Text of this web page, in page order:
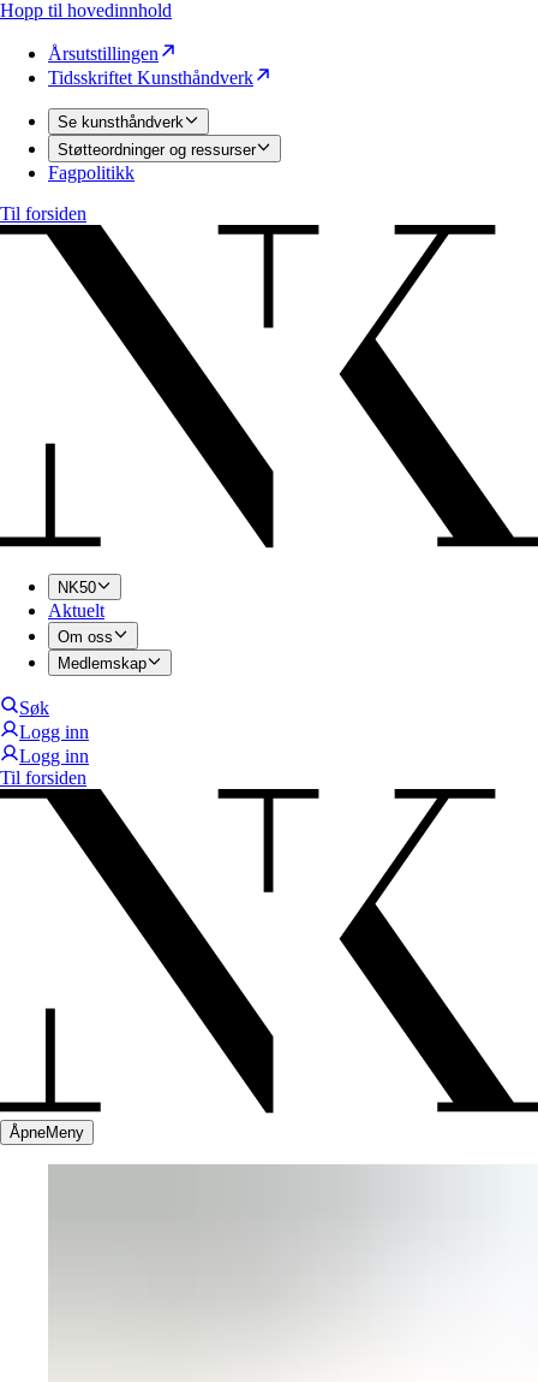
Hopp til hovedinnhold
Årsutstillingen
Tidsskriftet Kunsthåndverk
Se kunsthåndverk
Støtteordninger og ressurser
Fagpolitikk
Til forsiden
NK50
Aktuelt
Om oss
Medlemskap
Søk
Logg inn
Logg inn
Til forsiden
ÅpneMeny